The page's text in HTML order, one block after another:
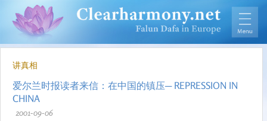
讲真相
爱尔兰时报读者来信：在中国的镇压─ REPRESSION IN
CHINA
2001-09-06